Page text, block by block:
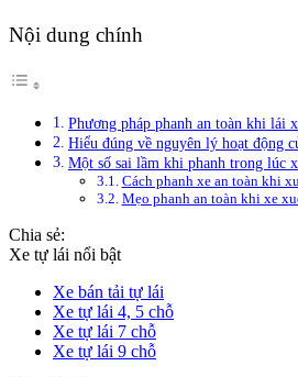
Nội dung chính
Phương pháp phanh an toàn khi lái
Hiểu đúng về nguyên lý hoạt động
Một số sai lầm khi phanh trong lúc
Cách phanh xe an toàn khi
Mẹo phanh an toàn khi xe
Chia sẻ:
Xe tự lái nổi bật
Xe bán tải tự lái
Xe tự lái 4, 5 chỗ
Xe tự lái 7 chỗ
Xe tự lái 9 chỗ